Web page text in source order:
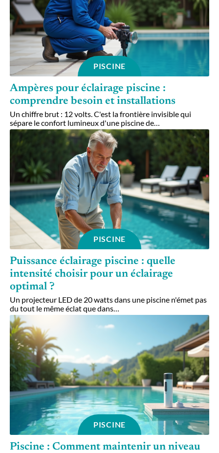
PISCINE
Ampères pour éclairage piscine :
comprendre besoin et installations
Un chiffre brut : 12 volts. C'est la frontière invisible qui
sépare le confort lumineux d'une piscine de…
PISCINE
Puissance éclairage piscine : quelle
intensité choisir pour un éclairage
optimal ?
Un projecteur LED de 20 watts dans une piscine n'émet pas
du tout le même éclat que dans…
PISCINE
Piscine : Comment maintenir un niveau